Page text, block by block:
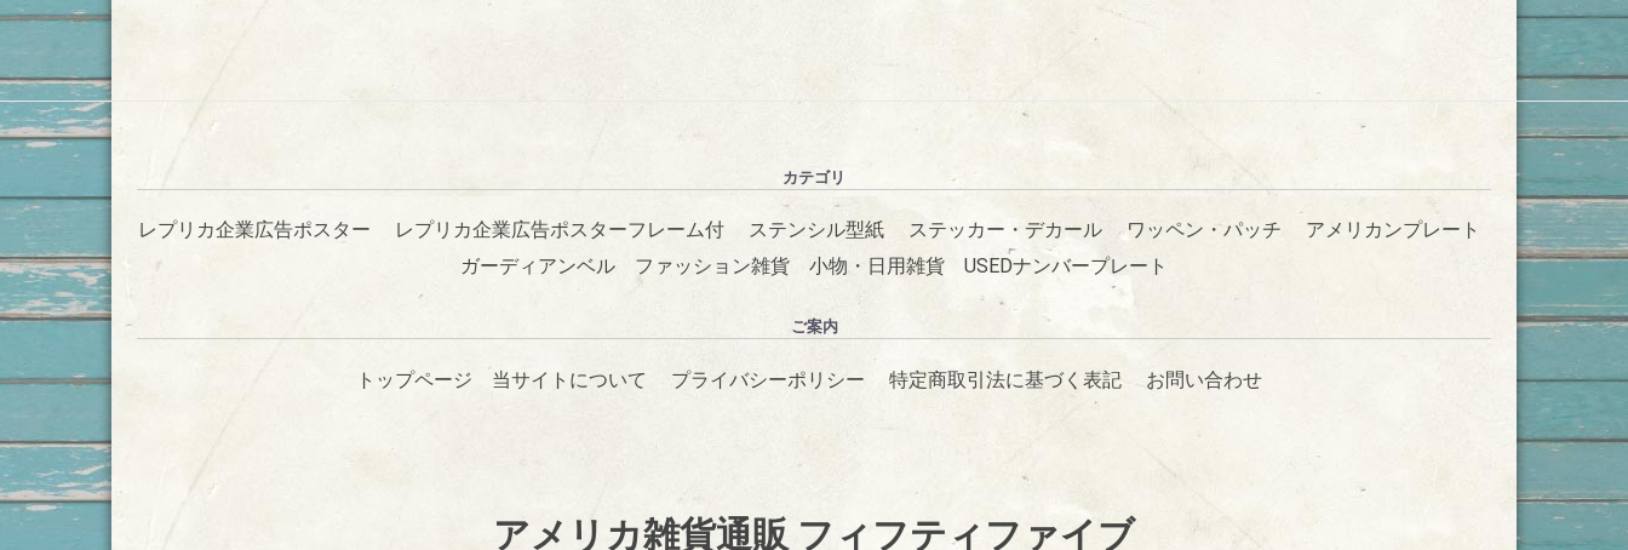
カテゴリ
レプリカ企業広告ポスター レプリカ企業広告ポスターフレーム付 ステンシル型紙 ステッカー・デカール ワッペン・パッチ
アメリカンプレート
ガーディアンベル
ファッション雑貨 小物・日用雑貨 USEDナンバープレート
ご案内
トップページ 当サイトについて プライバシーポリシー 特定商取引法に基づく表記 お問い合わせ
アメリカ雑貨通販 フィフティファイブ